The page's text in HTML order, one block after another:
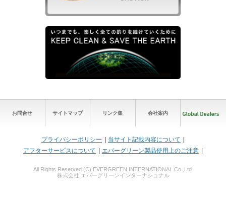
お問合せ サイトマップ リンク集 会社案内
プライバシーポリシー
当サイト記載内容について
アフターサービスについて
エバーグリーン製品使用上のご注意
All Rights Reserved (C) EVERGREEN INTERNATIONAL Co.,Ltd.
株式会社 エバーグリーンインターナショナル